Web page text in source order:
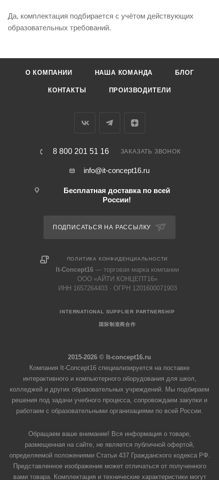
Да, комплектация подбирается с учётом действующих
образовательных требований.
О КОМПАНИИ НАША КОМАНДА БЛОГ
КОНТАКТЫ ПРОИЗВОДИТЕЛИ
8 800 201 51 16 ЗАКАЗАТЬ ЗВОНОК
info@it-concept16.ru
Бесплатная доставка по всей
России!
ПОДПИСАТЬСЯ НА РАССЫЛКУ
ПОЛИТИКА КОНФИДЕНЦИАЛЬНОСТИ
It-Concept16 — торговая марка компании
ООО «АЙТИ КОНЦЕПТ16»
ИНН 1657264403 · ОГРН 1201600071903
INTERNATIONAL SUPPLIER PARTNERSHIP
国际制造商合作
2015-2026 © It-concept16.ru
Компания It-Concept16 специализируется на поставке
интерактивного и компьютерного оборудования для школ,
колледжей и других образовательных учреждений. Мы подбираем
решения под задачи учебного процесса, сопровождаем закупки и
работаем с образовательными организациями по всей России.
Обращаем ваше внимание! Вся информация о товаре,
размещенная на сайте, не является публичной офертой,
определяемой положениями Статьи 437 Гражданского кодекса РФ.
Представленное изображение может отличаться от полученного
вами товара. Комплектация и технические характеристики могут